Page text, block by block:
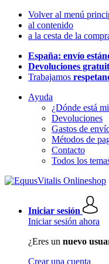
Volver al menú
al contenido
a la cesta de la
España: envío
Devoluciones
Trabajamos
Ayuda
¿Dónde está
Devoluciones
Gastos de
Métodos de
Contacto
Todos los
Iniciar sesión
Iniciar sesión ahora
¿Eres un nuevo
Crear una cuenta